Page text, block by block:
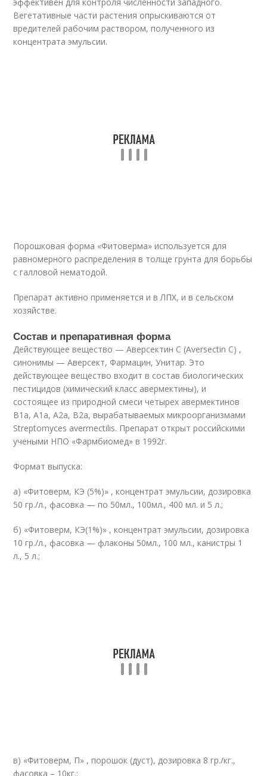
Вегетативные части растения опрыскиваются от
вредителей рабочим раствором, полученного из
концентрата эмульсии.
Порошковая форма «Фитоверма» используется для
равномерного распределения в толще грунта для борьбы
с галловой нематодой.
Препарат активно применяется и в ЛПХ, и в сельском
хозяйстве.
Состав и препаративная форма
Действующее вещество — Аверсектин С (Aversectin C) ,
синонимы — Аверсект, Фармацин, Унитар. Это
действующее вещество входит в состав биологических
пестицидов (химический класс авермектины), и
состоящее из природной смеси четырех авермектинов
В1а, А1а, А2а, В2а, вырабатываемых микроорганизмами
Streptomyces avermectilis. Препарат открыт российскими
учеными НПО «Фармбиомед» в 1992г.
Формат выпуска:
а) «Фитоверм, КЭ (5%)» , концентрат эмульсии, дозировка
50 гр./л., фасовка — по 50мл., 100мл., 400 мл. и 5 л.;
б) «Фитоверм, КЭ(1%)» , концентрат эмульсии, дозировка
10 гр./л., фасовка — флаконы 50мл., 100 мл., канистры 1
л., 5 л.;
в) «Фитоверм, П» , порошок (дуст), дозировка 8 гр./кг.,
фасовка – 10кг.;